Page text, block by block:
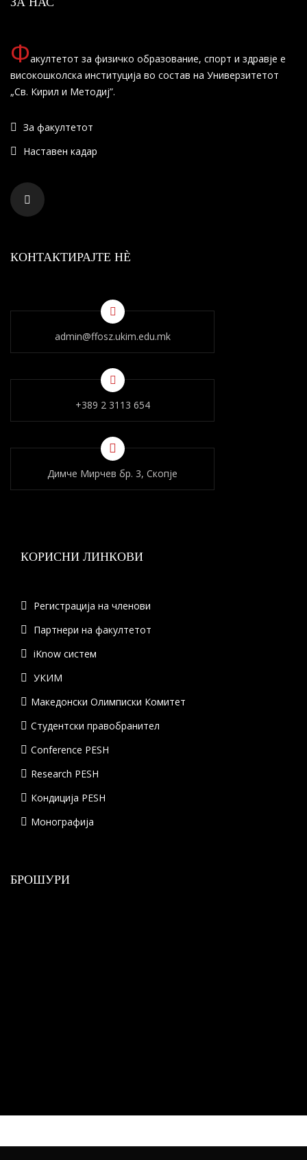
Факултетот за физичко образование, спорт и здравје е
високошколска институција во состав на Универзитетот
„Св. Кирил и Методиј”.
За факултетот
Наставен кадар
КОНТАКТИРАЈТЕ НÈ
admin@ffosz.ukim.edu.mk
+389 2 3113 654
Димче Мирчев бр. 3, Скопје
КОРИСНИ ЛИНКОВИ
Регистрација на членови
Партнери на факултетот
iKnow систем
УКИМ
Македонски Олимписки Комитет
Студентски правобранител
Conference PESH
Research PESH
Кондиција PESH
Монографија
БРОШУРИ